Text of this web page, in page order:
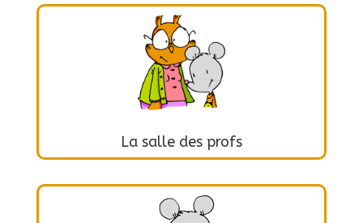
La salle des profs